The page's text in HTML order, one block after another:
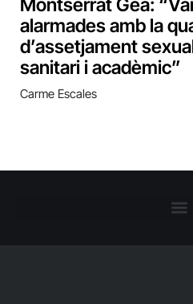
alarmades amb la
d’assetjament
sanitari i acadèmic”
Carme Escales